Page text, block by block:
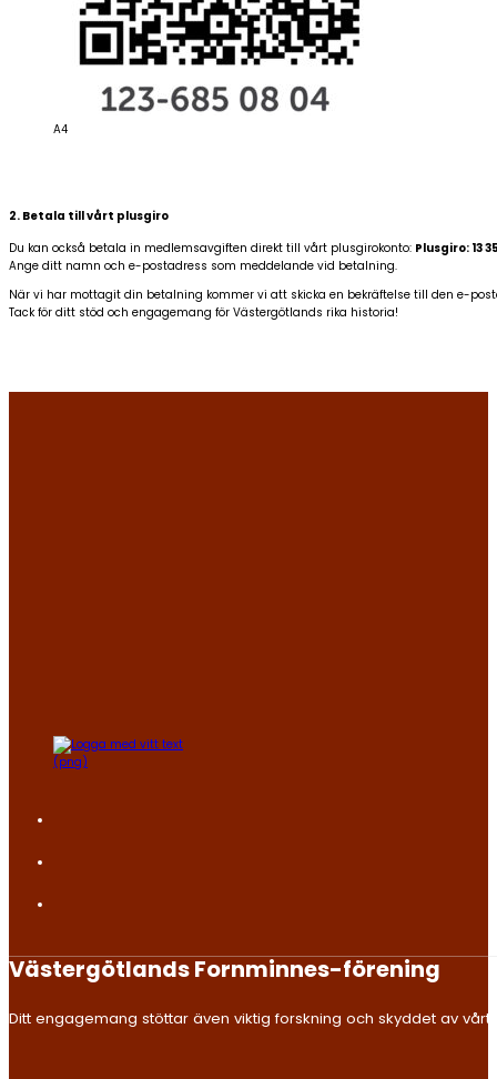
A4
2. Betala till vårt plusgiro
Du kan också betala in medlemsavgiften direkt till vårt plusgirokonto: Plusgiro: 13
Ange ditt namn och e-postadress som meddelande vid betalning.
När vi har mottagit din betalning kommer vi att skicka en bekräftelse till den e-
Tack för ditt stöd och engagemang för Västergötlands rika historia!
Västergötlands Fornminnes-förening
Ditt engagemang stöttar även viktig forskning och skyddet av vårt